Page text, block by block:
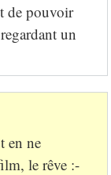
de pouvoir
un
en ne
le rêve :-